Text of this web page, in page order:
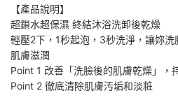
【產品說明】
超鎖水超保濕 終結沐浴洗卸後乾燥
輕壓2下，1秒起泡，3秒洗淨，讓妳
肌膚滋潤
Point 1 改善「洗臉後的肌膚乾燥」，
Point 2 徹底清除肌膚汚垢和淡粧